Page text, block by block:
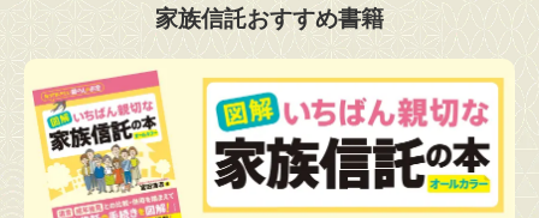
家族信託おすすめ書籍